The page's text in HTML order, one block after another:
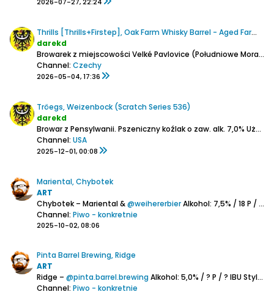
Thrills [Thrills+Firstep], Oak Farm Whisky Barrel - Aged Farmhous Ale
darekd
Browarek z miejscowości Velké Pavlovice (Południowe Morawy)
Channel: Czechy
2026-05-04, 17:36
Tröegs, Weizenbock (Scratch Series 536)
darekd
Browar z Pensylwanii. Pszeniczny koźlak o zaw. alk. 7,0% Użyto klepiskowego słodu pilzneńskiego, z tego co czytam niesłodowanej pszenicy i słodu wiedeńskiego.
Channel: USA
2025-12-01, 00:08
Mariental, Chybotek
ART
Chybotek – Mariental &@weihererbierAlkohol: 7,5% / 18 P / ? IBU
Channel: Piwo - konkretnie
2025-10-02, 08:06
Pinta Barrel Brewing, Ridge
ART
Ridge – @pinta.barrel.brewingAlkohol: 5,0% / ? P / ? IBUStyl: Wild Ale
Channel: Piwo - konkretnie